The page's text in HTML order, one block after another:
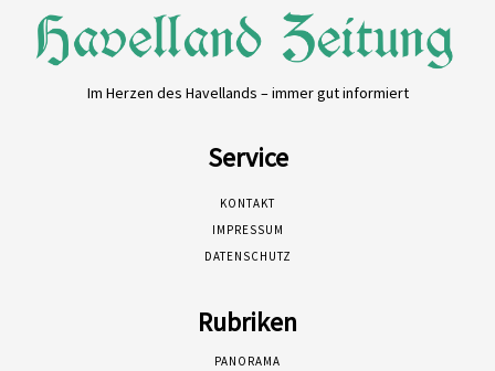
Im Herzen des Havellands – immer gut informiert
Service
KONTAKT
IMPRESSUM
DATENSCHUTZ
Rubriken
PANORAMA